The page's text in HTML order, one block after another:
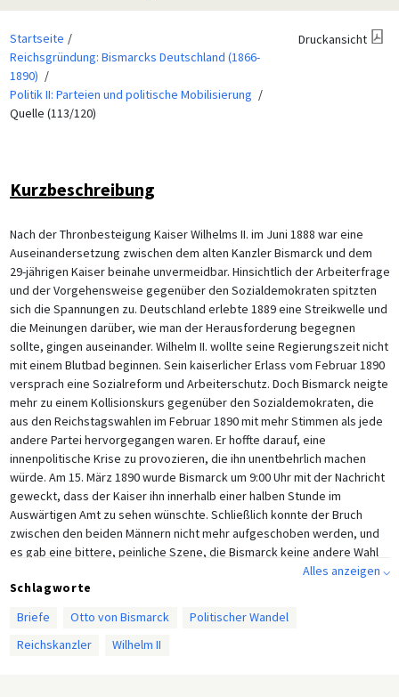
Startseite
Reichsgründung: Bismarcks Deutschland (1866-
1890)
Politik II: Parteien und politische Mobilisierung
Quelle (113/120)
Druckansicht
Kurzbeschreibung
Nach der Thronbesteigung Kaiser Wilhelms II. im Juni 1888 war eine
Auseinandersetzung zwischen dem alten Kanzler Bismarck und dem
29-jährigen Kaiser beinahe unvermeidbar. Hinsichtlich der Arbeiterfrage
und der Vorgehensweise gegenüber den Sozialdemokraten spitzten
sich die Spannungen zu. Deutschland erlebte 1889 eine Streikwelle und
die Meinungen darüber, wie man der Herausforderung begegnen
sollte, gingen auseinander. Wilhelm II. wollte seine Regierungszeit nicht
mit einem Blutbad beginnen. Sein kaiserlicher Erlass vom Februar 1890
versprach eine Sozialreform und Arbeiterschutz. Doch Bismarck neigte
mehr zu einem Kollisionskurs gegenüber den Sozialdemokraten, die
aus den Reichstagswahlen im Februar 1890 mit mehr Stimmen als jede
andere Partei hervorgegangen waren. Er hoffte darauf, eine
innenpolitische Krise zu provozieren, die ihn unentbehrlich machen
würde. Am 15. März 1890 wurde Bismarck um 9:00 Uhr mit der Nachricht
geweckt, dass der Kaiser ihn innerhalb einer halben Stunde im
Auswärtigen Amt zu sehen wünschte. Schließlich konnte der Bruch
zwischen den beiden Männern nicht mehr aufgeschoben werden, und
es gab eine bittere, peinliche Szene, die Bismarck keine andere Wahl
ließ, als seinen Rücktritt anzubieten. Es verstrichen allerdings über
zwei Tage, bevor er dies tatsächlich tat, und in dieser Zeit versuchten
Rücktrittsgesuch verfassen, das später veröffentlicht werden konnte).
Der folgende Text ist das so genannte Kanzleikonzept – also der
Alles anzeigen ⌵
Schlagworte
Briefe
Otto von Bismarck
Politischer Wandel
Reichskanzler
Wilhelm II